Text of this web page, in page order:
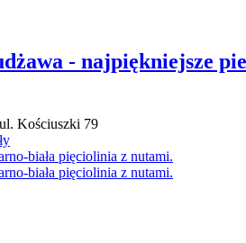
- najpiękniejsze
Kościuszki 79